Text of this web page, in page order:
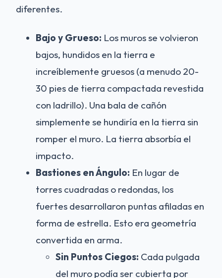
diferentes.
Bajo y Grueso: Los muros se volvieron
bajos, hundidos en la tierra e
increíblemente gruesos (a menudo 20-
30 pies de tierra compactada revestida
con ladrillo). Una bala de cañón
simplemente se hundiría en la tierra sin
romper el muro. La tierra absorbía el
impacto.
Bastiones en Ángulo: En lugar de
torres cuadradas o redondas, los
fuertes desarrollaron puntas afiladas en
forma de estrella. Esto era geometría
convertida en arma.
Sin Puntos Ciegos: Cada pulgada
del muro podía ser cubierta por